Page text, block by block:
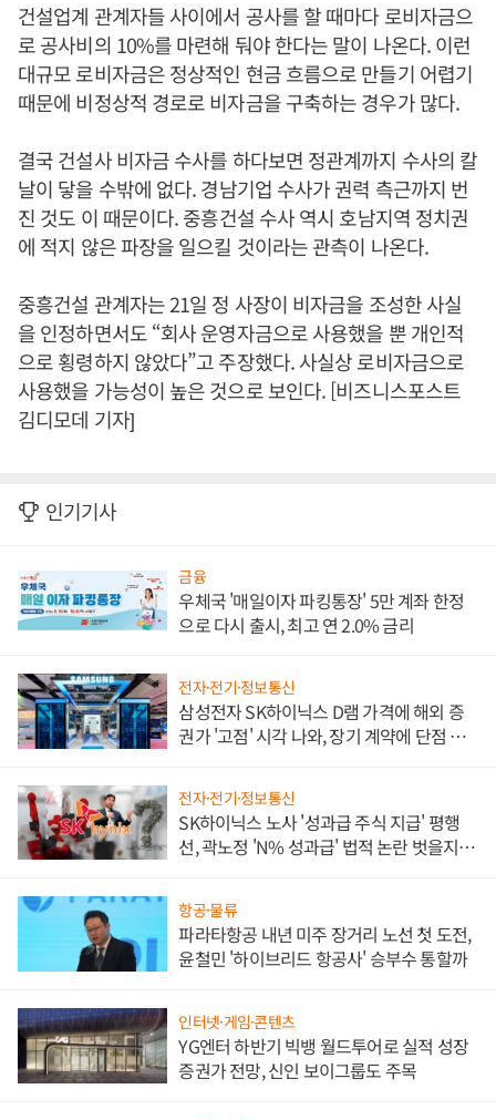
건설업계 관계자들 사이에서 공사를 할 때마다 로비자금으
로 공사비의 10%를 마련해 둬야 한다는 말이 나온다. 이런
대규모 로비자금은 정상적인 현금 흐름으로 만들기 어렵기
때문에 비정상적 경로로 비자금을 구축하는 경우가 많다.
결국 건설사 비자금 수사를 하다보면 정관계까지 수사의 칼
날이 닿을 수밖에 없다. 경남기업 수사가 권력 측근까지 번
진 것도 이 때문이다. 중흥건설 수사 역시 호남지역 정치권
에 적지 않은 파장을 일으킬 것이라는 관측이 나온다.
중흥건설 관계자는 21일 정 사장이 비자금을 조성한 사실
을 인정하면서도 “회사 운영자금으로 사용했을 뿐 개인적
으로 횡령하지 않았다”고 주장했다. 사실상 로비자금으로
사용했을 가능성이 높은 것으로 보인다. [비즈니스포스트
김디모데 기자]
인기기사
금융
우체국 '매일이자 파킹통장' 5만 계좌 한정
으로 다시 출시, 최고 연 2.0% 금리
전자·전기·정보통신
삼성전자 SK하이닉스 D램 가격에 해외 증
권가 '고점' 시각 나와, 장기 계약에 단점 부
전자·전기·정보통신
SK하이닉스 노사 '성과급 주식 지급' 평행
선, 곽노정 'N% 성과급' 법적 논란 벗을지 주
항공·물류
파라타항공 내년 미주 장거리 노선 첫 도전,
윤철민 '하이브리드 항공사' 승부수 통할까
인터넷·게임·콘텐츠
YG엔터 하반기 빅뱅 월드투어로 실적 성장
증권가 전망, 신인 보이그룹도 주목